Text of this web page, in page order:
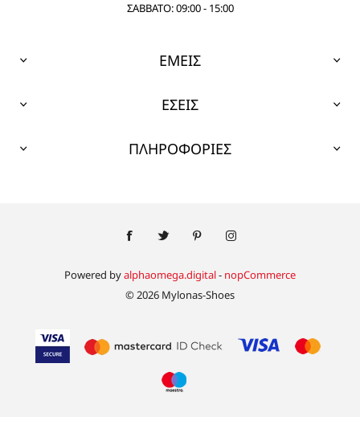
ΣΑΒΒΑΤΟ: 09:00 - 15:00
ΕΜΕΙΣ
ΕΣΕΙΣ
ΠΛΗΡΟΦΟΡΙΕΣ
Powered byalphaomega.digital- nopCommerce
© 2026 Mylonas-Shoes